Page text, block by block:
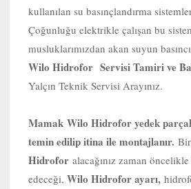
kullanılan su basınçlandırma
Çoğunluğu elektrikle çalışan bu
musluklarımızdan akan suyun
Wilo Hidrofor Servisi Tamiri ve
Yalçın Teknik Servisi Arayınız.
Mamak Wilo Hidrofor yedek
temin edilip itina ile montajlanır. Bir
Hidrofor alacağınız zaman
edeceği, Wilo Hidrofor ayarı,